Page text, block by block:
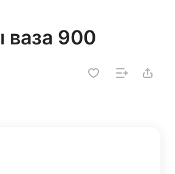
ваза 900